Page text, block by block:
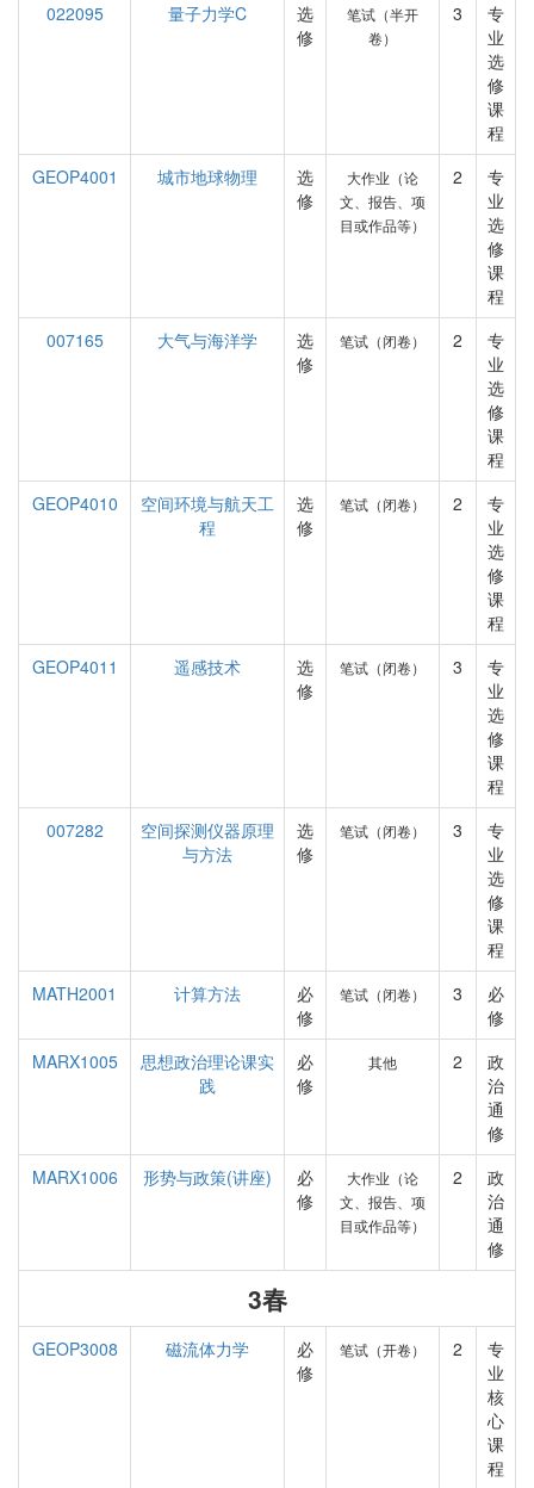
022095
量子力学C
选
修
笔试（半开
卷）
3
专
业
选
修
课
程
GEOP4001
城市地球物理
选
修
大作业（论
文、报告、项
目或作品等）
2
专
业
选
修
课
程
007165
大气与海洋学
选
修
笔试（闭卷） 2
专
业
选
修
课
程
GEOP4010
空间环境与航天工
程
选
修
笔试（闭卷） 2
专
业
选
修
课
程
GEOP4011
遥感技术
选
修
笔试（闭卷） 3
专
业
选
修
课
程
007282
空间探测仪器原理
与方法
选
修
笔试（闭卷） 3
专
业
选
修
课
程
MATH2001
计算方法
必
修
笔试（闭卷） 3
必
修
MARX1005
思想政治理论课实
践
必
修
其他 2
政
治
通
修
MARX1006
形势与政策(讲座)
必
修
大作业（论
文、报告、项
目或作品等）
2
政
治
通
修
3春
GEOP3008 磁流体力学
必
修
笔试（开卷） 2
专
业
核
心
课
程